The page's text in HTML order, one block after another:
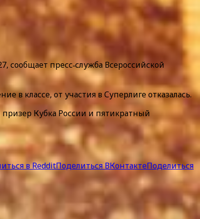
пресс‑служба Всероссийской
в классе, от участия в Суперлиге отказалась.
Кубка России и пятикратный
в RedditПоделиться ВКонтактеПоделиться